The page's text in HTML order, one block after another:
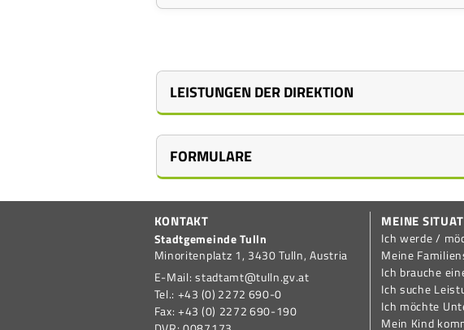
LEISTUNGEN DER DIREKTION
Bürgermeistersprechstunden
FORMULARE
Ansuchen Vereinsförderung
KONTAKT
Stadtgemeinde Tulln
Minoritenplatz 1, 3430 Tulln, Austria
E-Mail: stadtamt@tulln.gv.at
Tel.: +43 (0) 2272 690-0
Fax: +43 (0) 2272 690-190
MEINE
Ich werde /
Meine
Ich brauche
Ich suche
Ich möchte
Mein Kind